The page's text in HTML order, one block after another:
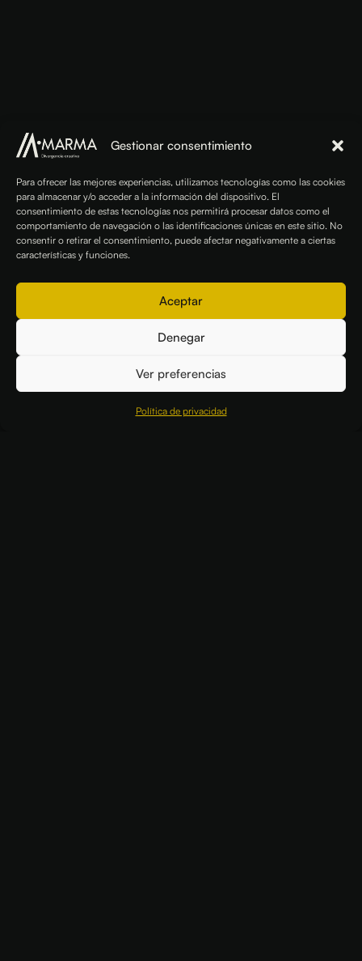
Gestionar consentimiento
Para ofrecer las mejores experiencias, utilizamos tecnologías como las cookies
para almacenar y/o acceder a la información del dispositivo. El
consentimiento de estas tecnologías nos permitirá procesar datos como el
comportamiento de navegación o las identificaciones únicas en este sitio. No
consentir o retirar el consentimiento, puede afectar negativamente a ciertas
características y funciones.
Aceptar
Denegar
Ver preferencias
Política de privacidad